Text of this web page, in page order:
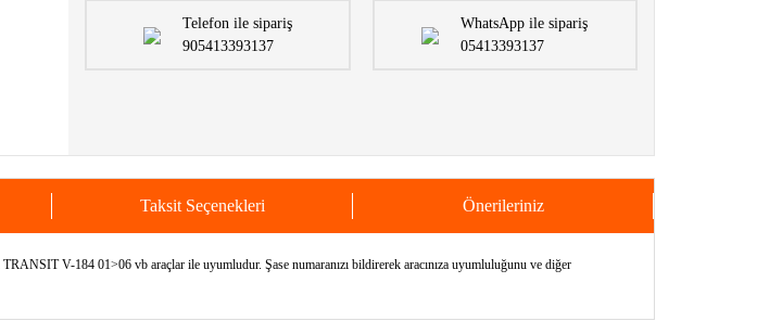
Telefon ile sipariş
905413393137
WhatsApp ile sipariş
05413393137
Taksit Seçenekleri Önerileriniz
V-184 01>06 vb araçlar ile uyumludur. Şase numaranızı bildirerek aracınıza uyumluluğunu ve diğer